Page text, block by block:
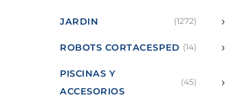
JARDIN (1272) ›
ROBOTS CORTACESPED (14) ›
PISCINAS Y
ACCESORIOS
(45) ›